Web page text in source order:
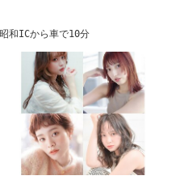
和ICから車で10分